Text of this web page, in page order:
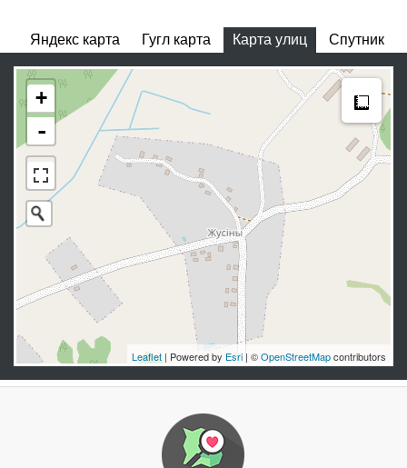
Яндекс карта Гугл карта Карта улиц Спутник
+
-
Leaflet | Powered by Esri | ©OpenStreetMapcontributors